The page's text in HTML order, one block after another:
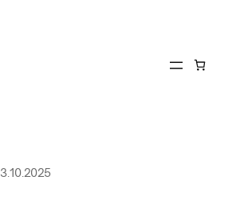
3.10.2025